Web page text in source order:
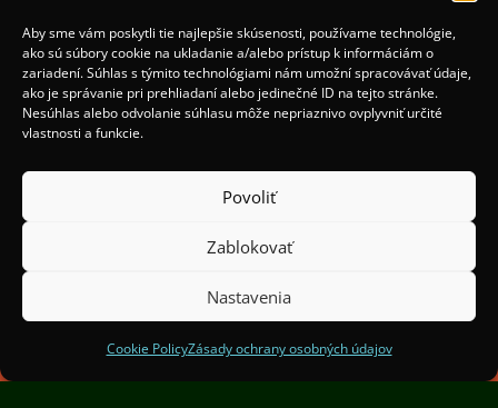
Aby sme vám poskytli tie najlepšie skúsenosti, používame technológie,
ako sú súbory cookie na ukladanie a/alebo prístup k informáciám o
zariadení. Súhlas s týmito technológiami nám umožní spracovávať údaje,
ako je správanie pri prehliadaní alebo jedinečné ID na tejto stránke.
Nesúhlas alebo odvolanie súhlasu môže nepriaznivo ovplyvniť určité
vlastnosti a funkcie.
Povoliť
Zablokovať
Nastavenia
Cookie PolicyZásady ochrany osobných údajov
(c) 2025 Organizátori:Mesto Žilina a OOCR Malá
Spoluorganizátori:Institut Světelného Designu
Praha